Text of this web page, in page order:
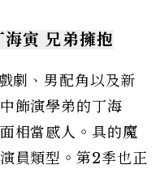
寅 兄弟擁抱
劇、男配角以及新
飾演學弟的丁海
相當感人。具的魔
員類型。第2季也正